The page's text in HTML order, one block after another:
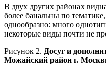
В двух других районах
более банальны по
однообразно: много
некоторые виды почти не
Рисунок 2. Досуг и
Можайский район г.